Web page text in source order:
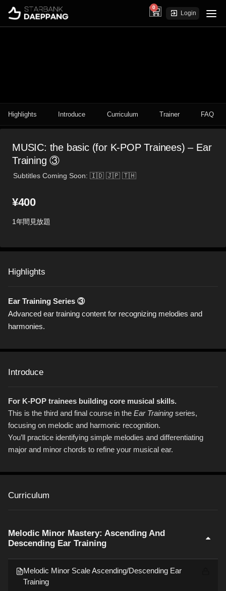
0
cart Login
Highlights Introduce Curriculum Trainer FAQ
MUSIC: the basic (for K-POP Trainees) – Ear
Training ③
Subtitles Coming Soon: 🇮🇩 🇯🇵 🇹🇭
¥400
1年間見放題
Highlights
Ear Training Series ③
Advanced ear training content for recognizing melodies and
harmonies.
Introduce
For K-POP trainees building core musical skills.
This is the third and final course in the Ear Training series,
focusing on melodic and harmonic recognition.
You’ll practice identifying simple melodies and differentiating
major and minor chords to refine your musical ear.
Curriculum
Melodic Minor Mastery: Ascending And
Descending Ear Training
Melodic Minor Scale Ascending/Descending Ear
Training